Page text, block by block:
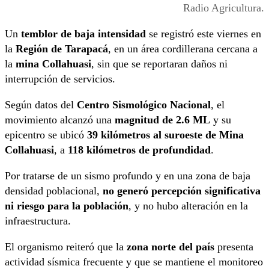
Radio Agricultura.
Un temblor de baja intensidad se registró este viernes en
la Región de Tarapacá, en un área cordillerana cercana a
la mina Collahuasi, sin que se reportaran daños ni
interrupción de servicios.
Según datos del Centro Sismológico Nacional, el
movimiento alcanzó una magnitud de 2.6 ML y su
epicentro se ubicó 39 kilómetros al suroeste de Mina
Collahuasi, a 118 kilómetros de profundidad.
Por tratarse de un sismo profundo y en una zona de baja
densidad poblacional, no generó percepción significativa
ni riesgo para la población, y no hubo alteración en la
infraestructura.
El organismo reiteró que la zona norte del país presenta
actividad sísmica frecuente y que se mantiene el monitoreo